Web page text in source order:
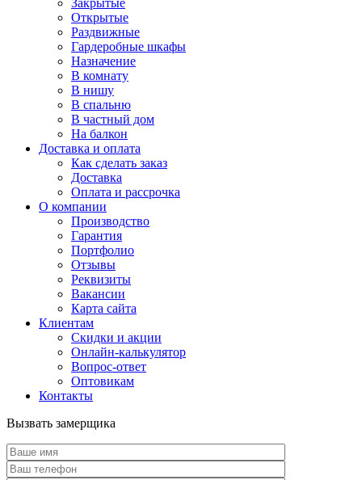
Закрытые
Открытые
Раздвижные
Гардеробные шкафы
Назначение
В комнату
В нишу
В спальню
В частный дом
На балкон
Доставка и оплата
Как сделать заказ
Доставка
Оплата и рассрочка
О компании
Производство
Гарантия
Портфолио
Отзывы
Реквизиты
Вакансии
Карта сайта
Клиентам
Скидки и акции
Онлайн-калькулятор
Вопрос-ответ
Оптовикам
Контакты
Вызвать замерщика